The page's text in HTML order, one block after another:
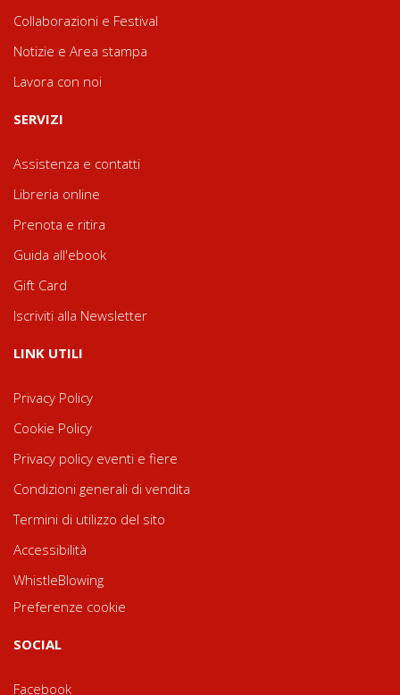
Collaborazioni e Festival
Notizie e Area stampa
Lavora con noi
SERVIZI
Assistenza e contatti
Libreria online
Prenota e ritira
Guida all'ebook
Gift Card
Iscriviti alla Newsletter
LINK UTILI
Privacy Policy
Cookie Policy
Privacy policy eventi e fiere
Condizioni generali di vendita
Termini di utilizzo del sito
Accessibilità
WhistleBlowing
Preferenze cookie
SOCIAL
Facebook